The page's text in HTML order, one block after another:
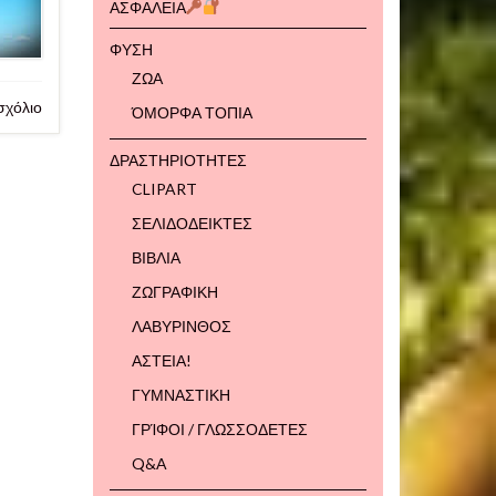
ΑΣΦΑΛΕΙΑ
ΦΥΣΗ
ΖΩΑ
ΌΜΟΡΦΑ ΤΟΠΙΑ
ΔΡΑΣΤΗΡΙΟΤΗΤΕΣ
CLIPART
ΣΕΛΙΔΟΔΕΙΚΤΕΣ
ΒΙΒΛΙΑ
ΖΩΓΡΑΦΙΚΗ
ΛΑΒΥΡΙΝΘΟΣ
ΑΣΤΕΙΑ!
ΓΥΜΝΑΣΤΙΚΗ
ΓΡΊΦΟΙ / ΓΛΩΣΣΟΔΕΤΕΣ
Q&A